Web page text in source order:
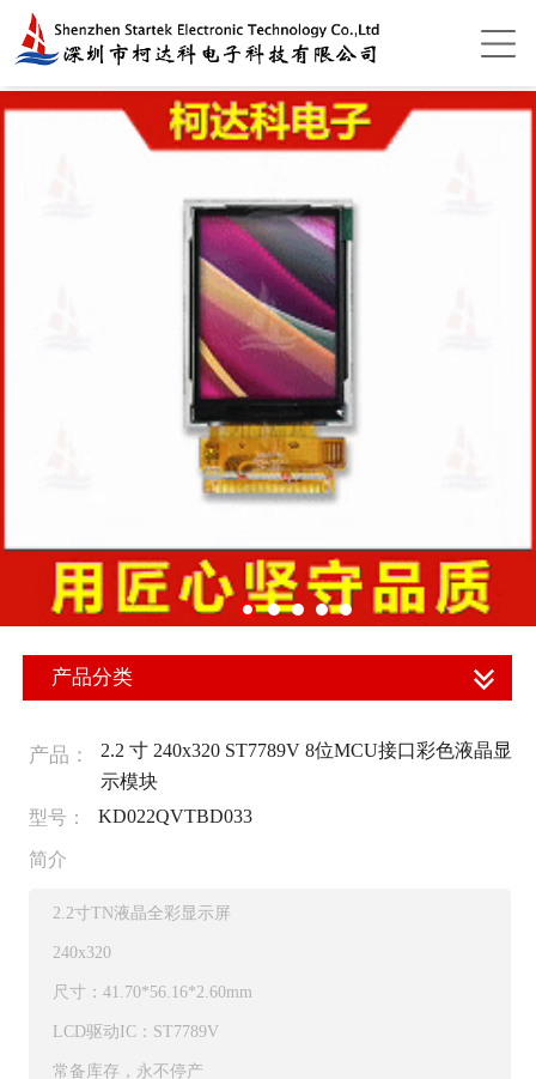
产品分类
产品：
2.2 寸 240x320 ST7789V 8位MCU接口彩色液晶显
示模块
型号：
KD022QVTBD033
简介
2.2寸TN液晶全彩显示屏
240x320
尺寸：41.70*56.16*2.60mm
LCD驱动IC：ST7789V
常备库存，永不停产